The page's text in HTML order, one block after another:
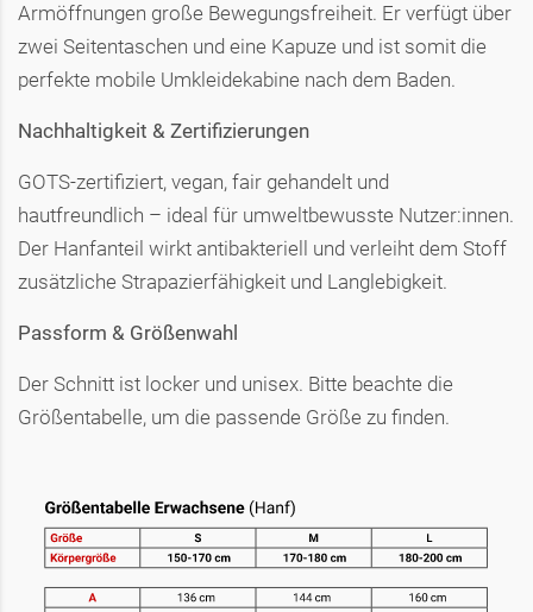
Armöffnungen große Bewegungsfreiheit. Er verfügt über
zwei Seitentaschen und eine Kapuze und ist somit die
perfekte mobile Umkleidekabine nach dem Baden.
Nachhaltigkeit & Zertifizierungen
GOTS-zertifiziert, vegan, fair gehandelt und
hautfreundlich – ideal für umweltbewusste Nutzer:innen.
Der Hanfanteil wirkt antibakteriell und verleiht dem Stoff
zusätzliche Strapazierfähigkeit und Langlebigkeit.
Passform & Größenwahl
Der Schnitt ist locker und unisex. Bitte beachte die
Größentabelle, um die passende Größe zu finden.